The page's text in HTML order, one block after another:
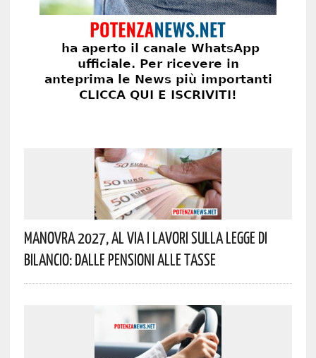
Manovra 2027, Al Via I Lavori Sulla Legge Di
Bilancio: Dalle Pensioni Alle Tasse